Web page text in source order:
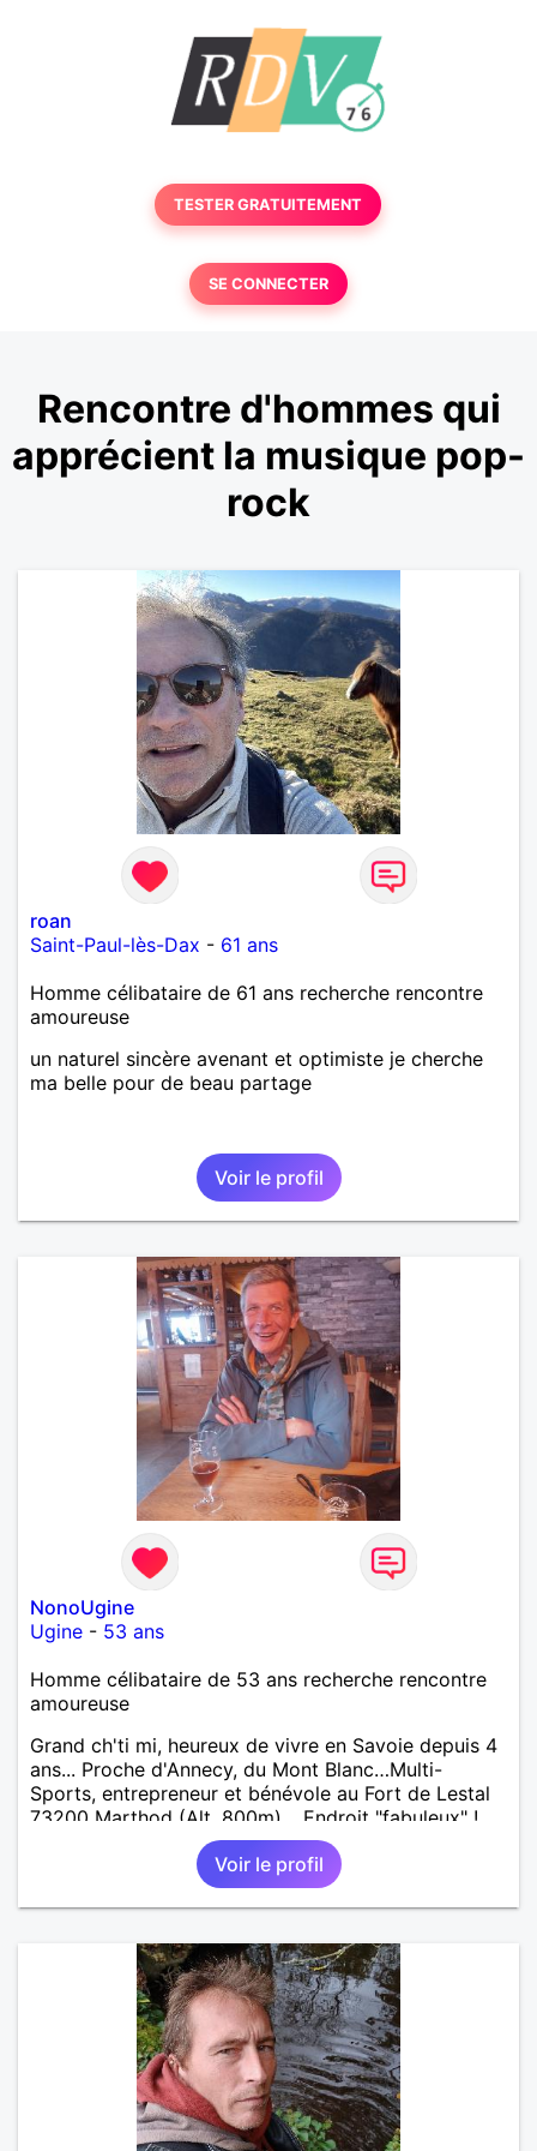
TESTER GRATUITEMENT
SE CONNECTER
Rencontre d'hommes qui
apprécient la musique pop-
rock
roan
Saint-Paul-lès-Dax - 61 ans
Homme célibataire de 61 ans recherche rencontre
amoureuse
un naturel sincère avenant et optimiste je cherche
ma belle pour de beau partage
Voir le profil
NonoUgine
Ugine - 53 ans
Homme célibataire de 53 ans recherche rencontre
amoureuse
Grand ch'ti mi, heureux de vivre en Savoie depuis 4
ans... Proche d'Annecy, du Mont Blanc…Multi-
Sports, entrepreneur et bénévole au Fort de Lestal
73200 Marthod (Alt. 800m)… Endroit "fabuleux" !…
Enquêtes et tu me trouveras !
Voir le profil